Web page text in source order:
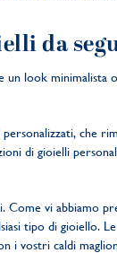
da
un look
che
di gioielli
Come vi abbiamo
tipo di gioiello.
i vostri caldi